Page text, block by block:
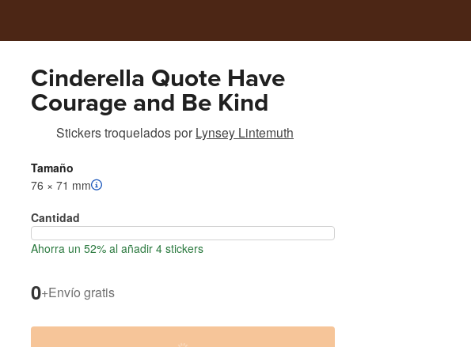
Cinderella Quote Have
Courage and Be Kind
Stickers troqueladospor Lynsey Lintemuth
Tamaño
76 × 71 mm
Cantidad
Ahorra un 52% al añadir 4 stickers
0+Envío gratis